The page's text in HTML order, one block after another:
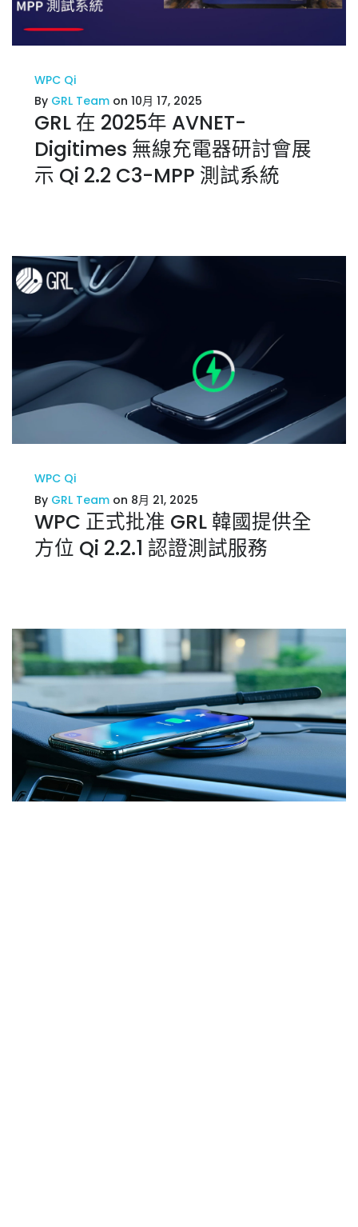
WPC Qi
By GRL Team on 10月 17, 2025
GRL 在 2025年 AVNET-
Digitimes 無線充電器研討會展
示 Qi 2.2 C3-MPP 測試系統
WPC Qi
By GRL Team on 8月 21, 2025
WPC 正式批准 GRL 韓國提供全
方位 Qi 2.2.1 認證測試服務